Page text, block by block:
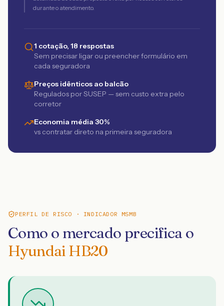
durante o atendimento.
1 cotação, 18 respostas
Sem precisar ligar ou preencher formulário em
cada seguradora
Preços idênticos ao balcão
Regulados por SUSEP — sem custo extra pelo
corretor
Economia média 30%
vs contratar direto na primeira seguradora
PERFIL DE RISCO · INDICADOR MSMB
Como o mercado precifica o
Hyundai HB20